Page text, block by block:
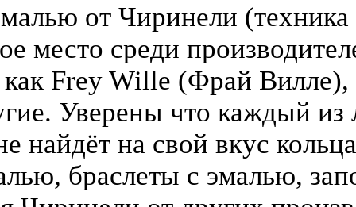
от Чиринели (техника
место среди
Frey Wille (Фрай
Уверены что каждый
найдёт на свой вкус
браслеты с эмалью,